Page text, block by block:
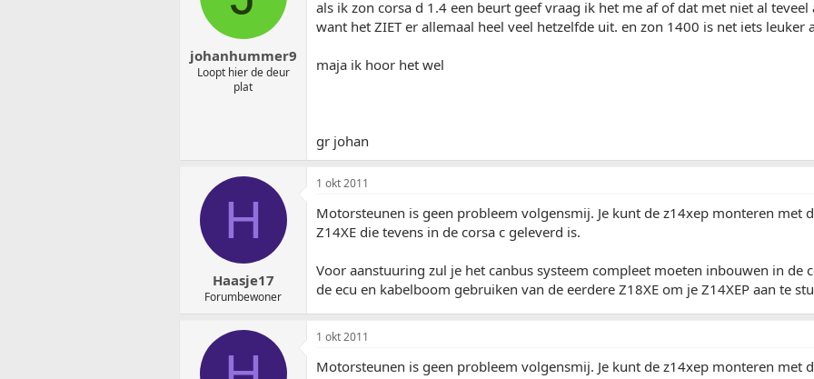
e
johanhummer9
Loopt hier de deur
plat
als ik zon corsa d 1.4 een beurt geef vraag ik het me af of dat met niet al
want het ZIET er allemaal heel veel hetzelfde uit. en zon 1400 is net iets leuker
maja ik hoor het wel
gr johan
H
Haasje17
Forumbewoner
1 okt 2011
Motorsteunen is geen probleem volgensmij. Je kunt de z14xep monteren met
Z14XE die tevens in de corsa c geleverd is.
Voor aanstuuring zul je het canbus systeem compleet moeten inbouwen in de
de ecu en kabelboom gebruiken van de eerdere Z18XE om je Z14XEP aan te
1 okt 2011
Motorsteunen is geen probleem volgensmij. Je kunt de z14xep monteren met